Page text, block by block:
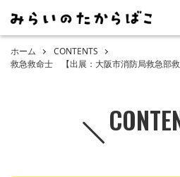
ホーム
CONTENTS
救急救命士 【出展：大阪市消防局救急部